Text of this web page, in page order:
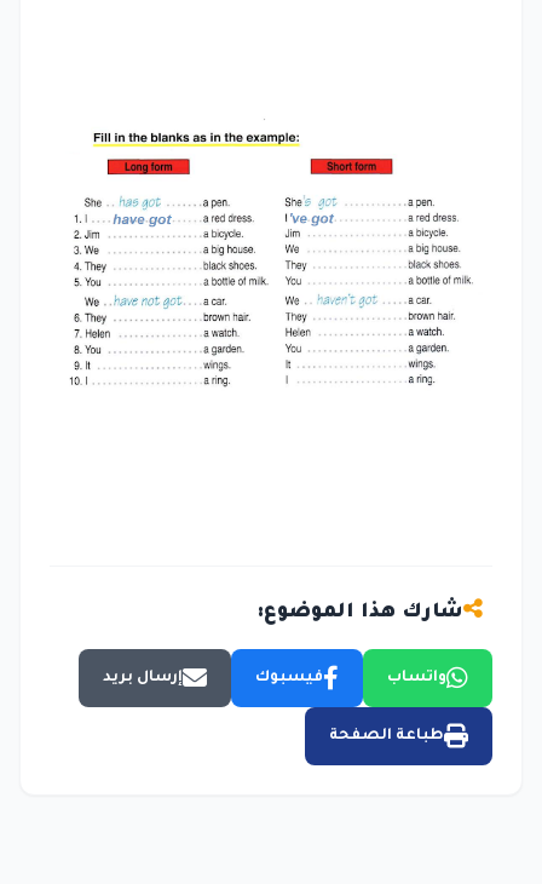
شارك هذا الموضوع:
واتساب فيسبوك إرسال بريد
طباعة الصفحة